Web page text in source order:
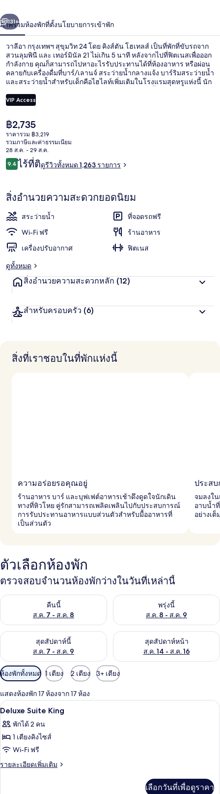
24
โดย
คิง
ส์
ตัน
โฮ
เท
ลส์
า
ถัดไป
131+
ภาพรวมห้องพักที่ตั้งนโยบายการเข้าพัก
วาลีอา กรุงเทพฯ สุขุมวิท 24 โดย คิงส์ตัน โฮเทลส์ เป็นที่พักที่ขับรถจาก
สวนลุมพินี และ เทอร์มินัล 21 ไม่เกิน 5 นาที หลังจากไปที่ฟิตเนสเพื่อออก
กำลังกาย คุณก็สามารถไปหาอะไรรับประทานได้ที่ห้องอาหาร หรือผ่อน
คลายกับเครื่องดื่มที่บาร์/เลานจ์ สระว่ายน้ำกลางแจ้ง บาร์ริมสระว่ายน้ำ
และสระว่ายน้ำสำหรับเด็กคือไฮไลท์เพิ่มเติมในโรงแรมสุดหรูแห่งนี้ นัก
สาธารณะ: เดิน 10 นาทีถึง สถานีเอ็มอาร์ทีศูนย์การประชุมแห่งชาติสิริกิ
ติ์ และ 15 นาทีถึง สถานีบีทีเอสพร้อมพงษ์
VIP Access
ราคา
ปัจจุบัน
฿2,735
฿2,735
ราคารวม ฿3,219
รวมภาษีและค่าธรรมเนียม
28 ส.ค. - 29 ส.ค.
รีวิว
9.49.4 จาก 10
ไร้ที่ติดูรีวิวทั้งหมด 1,263 รายการ
สิ่งอำนวยความสะดวกยอดนิยม
สระว่ายน้ำ
ที่จอดรถฟรี
Wi-Fi ฟรี
ร้านอาหาร
เครื่องปรับอากาศ
ฟิตเนส
ดูทั้งหมด
สิ่งอำนวยความสะดวกหลัก (12)
สำหรับครอบครัว (6)
สิ่งที่เราชอบในที่พักแห่งนี้
ความอร่อยรอคุณอยู่
ร้านอาหาร บาร์ และบุฟเฟต์อาหารเช้าดึงดูดใจนักเดิน
ทางที่หิวโหย คู่รักสามารถเพลิดเพลินไปกับประสบการณ์
การรับประทานอาหารแบบส่วนตัวสำหรับมื้ออาหารที่
เป็นส่วนตัว
ประส
จมลงใ
อาบน้ำ
อย่างเ
ตัวเลือกห้องพัก
ตรวจสอบจำนวนห้องพักว่างในวันที่เหล่านี้
คืนนี้
ส.ค. 7 - ส.ค. 8
ตรวจสอบจำนวนห้องพักว่างในคืนนี้ ส.ค. 7 - ส.ค. 8พรุ่งนี้
ส.ค. 8 - ส.ค. 9
ตรวจสอบจำนวนห้องพักว่างใน
สุดสัปดาห์นี้
ส.ค. 7 - ส.ค. 9
ตรวจสอบจำนวนห้องพักว่างในสุดสัปดาห์นี้ ส.ค. 7 - ส.ค. 9
สุดสัปดาห์หน้า
ส.ค. 14 - ส.ค. 16
ตรวจสอบจำนวนห้องพักว่างใน
ตัว
กรอง
ที่
มี
ให้
สำหรับ
ห้อง
ห้องพักทั้งหมด 1 เตียง 2 เตียง 3+ เตียง
แสดงห้องพัก 17 ห้องจาก 17 ห้อง
เปิด
ภาพถ่าย
ทั้งหมด
ของ
Deluxe
เครื่องนอนระดับพรีเมียม, มินิบาร์, ตู้นิ
11
Deluxe Suite King
พักได้ 2 คน
1 เตียงคิงไซส์
Wi-Fi ฟรี
รายละเอียดเพิ่มเติม
ราย
เลือกวันที่เพื่อดูราคา